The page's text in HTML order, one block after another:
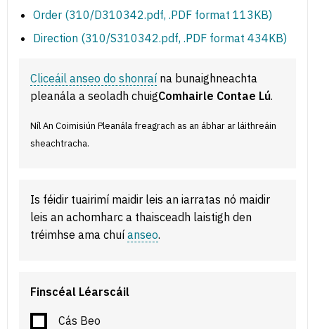
Order (310/D310342.pdf, .PDF format 113KB)
Direction (310/S310342.pdf, .PDF format 434KB)
Cliceáil anseo do shonraí na bunaighneachta
pleanála a seoladh chuigComhairle Contae Lú.
Níl An Coimisiún Pleanála freagrach as an ábhar ar láithreáin
sheachtracha.
Is féidir tuairimí maidir leis an iarratas nó maidir
leis an achomharc a thaisceadh laistigh den
tréimhse ama chuí anseo.
Finscéal Léarscáil
Cás Beo